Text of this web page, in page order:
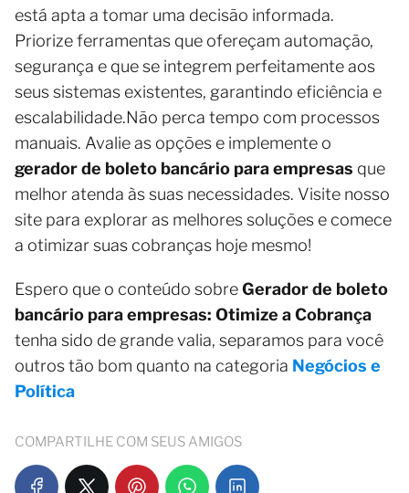
está apta a tomar uma decisão informada.
Priorize ferramentas que ofereçam automação,
segurança e que se integrem perfeitamente aos
seus sistemas existentes, garantindo eficiência e
escalabilidade.Não perca tempo com processos
manuais. Avalie as opções e implemente o
gerador de boleto bancário para empresas que
melhor atenda às suas necessidades. Visite nosso
site para explorar as melhores soluções e comece
a otimizar suas cobranças hoje mesmo!
Espero que o conteúdo sobreGerador de boleto
bancário para empresas: Otimize a Cobrança
tenha sido de grande valia, separamos para você
outros tão bom quanto na categoria Negócios e
Política
COMPARTILHE COM SEUS AMIGOS